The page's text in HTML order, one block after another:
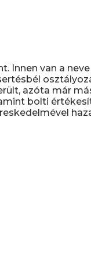
van a
azóta már
bolti